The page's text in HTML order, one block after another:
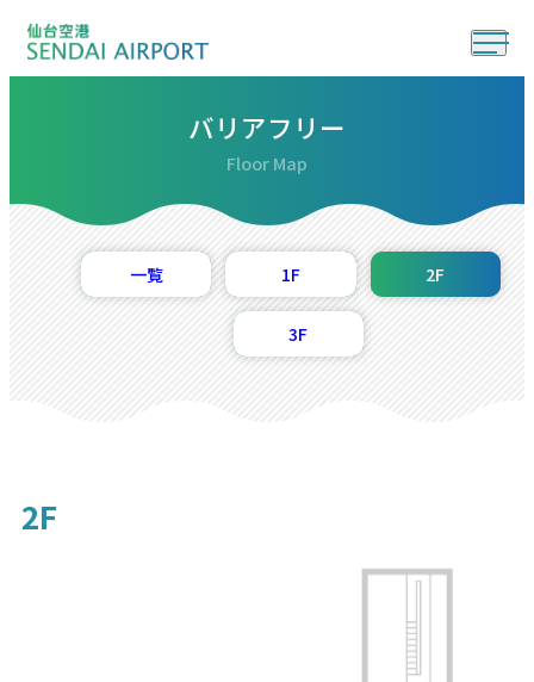
バリアフリー
Floor Map
一覧 1F 2F
3F
2F